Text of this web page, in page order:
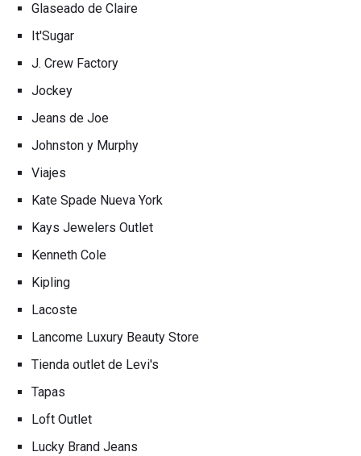
Glaseado de Claire
It'Sugar
J. Crew Factory
Jockey
Jeans de Joe
Johnston y Murphy
Viajes
Kate Spade Nueva York
Kays Jewelers Outlet
Kenneth Cole
Kipling
Lacoste
Lancome Luxury Beauty Store
Tienda outlet de Levi's
Tapas
Loft Outlet
Lucky Brand Jeans